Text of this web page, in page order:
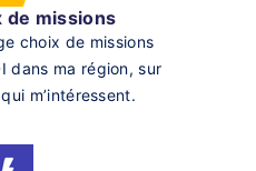
de missions
choix de missions
dans ma région, sur
m’intéressent.